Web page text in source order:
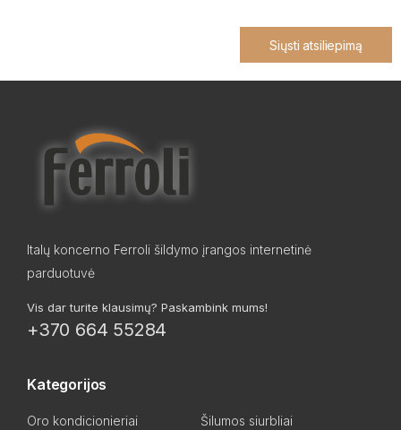
Siųsti atsiliepimą
Italų koncerno Ferroli šildymo įrangos internetinė
parduotuvė
Vis dar turite klausimų? Paskambink mums!
+370 664 55284
Kategorijos
Oro kondicionieriai
Šilumos siurbliai